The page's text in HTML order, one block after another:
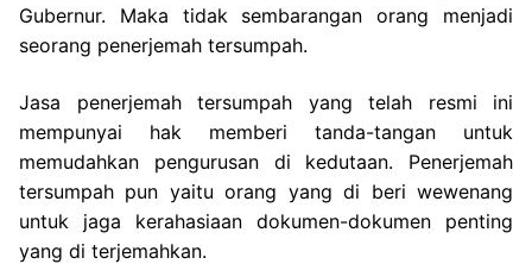
Gubernur. Maka tidak sembarangan orang menjadi
seorang penerjemah tersumpah.
Jasa penerjemah tersumpah yang telah resmi ini
mempunyai hak memberi tanda-tangan untuk
memudahkan pengurusan di kedutaan. Penerjemah
tersumpah pun yaitu orang yang di beri wewenang
untuk jaga kerahasiaan dokumen-dokumen penting
yang di terjemahkan.